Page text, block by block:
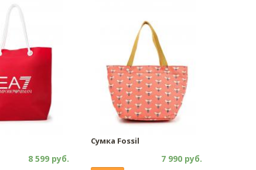
8 599 руб.
Сумка Fossil
7 990 руб.